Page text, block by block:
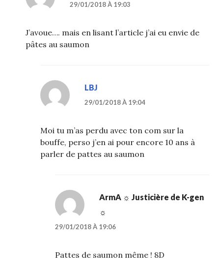
29/01/2018 À 19:03
J’avoue…. mais en lisant l’article j’ai eu envie de
pâtes au saumon
LBJ
29/01/2018 À 19:04
Moi tu m’as perdu avec ton com sur la
bouffe, perso j’en ai pour encore 10 ans à
parler de pattes au saumon
ArmA ☼ Justicière de K-gen
☼
29/01/2018 À 19:06
Pattes de saumon même ! 8D